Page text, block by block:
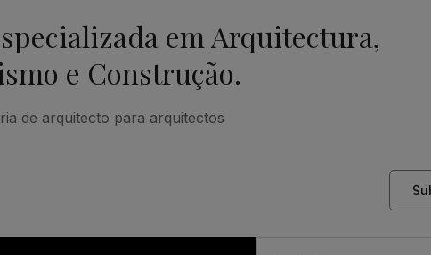
em Arquitectura,
e Construção.
de arquitecto para arquitectos